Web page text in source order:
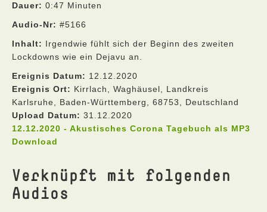
Dauer: 0:47 Minuten
Audio-Nr: #5166
Inhalt: Irgendwie fühlt sich der Beginn des zweiten
Lockdowns wie ein Dejavu an.
Ereignis Datum: 12.12.2020
Ereignis Ort: Kirrlach, Waghäusel, Landkreis
Karlsruhe, Baden-Württemberg, 68753, Deutschland
Upload Datum: 31.12.2020
12.12.2020 - Akustisches Corona Tagebuch als MP3
Download
Verknüpft mit folgenden
Audios